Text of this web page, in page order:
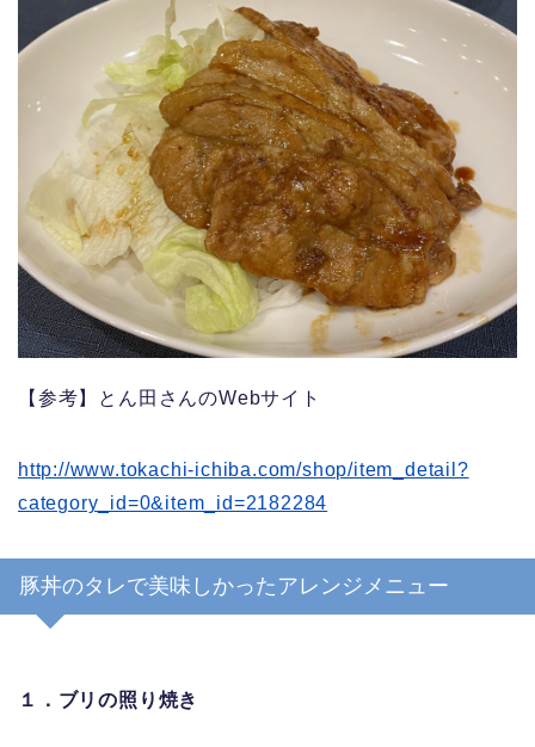
【参考】とん田さんのWebサイト
http://www.tokachi-ichiba.com/shop/item_detail?
category_id=0&item_id=2182284
豚丼のタレで美味しかったアレンジメニュー
１．ブリの照り焼き